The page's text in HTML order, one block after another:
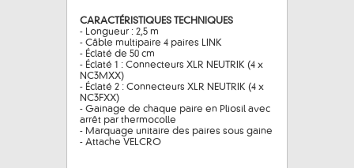
CARACTÉRISTIQUES TECHNIQUES
- Longueur : 2,5 m
- Câble multipaire 4 paires LINK
- Éclaté de 50 cm
- Éclaté 1 : Connecteurs XLR NEUTRIK (4 x
NC3MXX)
- Éclaté 2 : Connecteurs XLR NEUTRIK (4 x
NC3FXX)
- Gainage de chaque paire en Pliosil avec
arrêt par thermocolle
- Marquage unitaire des paires sous gaine
- Attache VELCRO